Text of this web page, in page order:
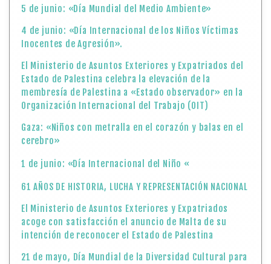
5 de junio: «Día Mundial del Medio Ambiente»
4 de junio: «Día Internacional de los Niños Víctimas
Inocentes de Agresión».
El Ministerio de Asuntos Exteriores y Expatriados del
Estado de Palestina celebra la elevación de la
membresía de Palestina a «Estado observador» en la
Organización Internacional del Trabajo (OIT)
Gaza: «Niños con metralla en el corazón y balas en el
cerebro»
1 de junio: «Día Internacional del Niño «
61 AÑOS DE HISTORIA, LUCHA Y REPRESENTACIÓN NACIONAL
El Ministerio de Asuntos Exteriores y Expatriados
acoge con satisfacción el anuncio de Malta de su
intención de reconocer el Estado de Palestina
21 de mayo, Día Mundial de la Diversidad Cultural para